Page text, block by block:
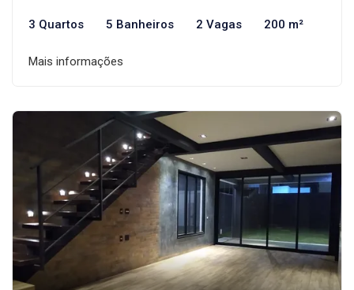
3 Quartos 5 Banheiros 2 Vagas 200 m²
Mais informações